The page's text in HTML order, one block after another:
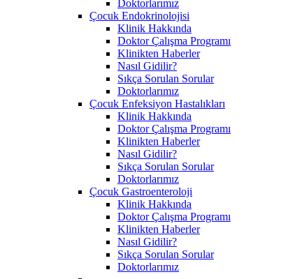
Doktorlarımız
Çocuk Endokrinolojisi
Klinik Hakkında
Doktor Çalışma Programı
Klinikten Haberler
Nasıl Gidilir?
Sıkça Sorulan Sorular
Doktorlarımız
Çocuk Enfeksiyon Hastalıkları
Klinik Hakkında
Doktor Çalışma Programı
Klinikten Haberler
Nasıl Gidilir?
Sıkça Sorulan Sorular
Doktorlarımız
Çocuk Gastroenteroloji
Klinik Hakkında
Doktor Çalışma Programı
Klinikten Haberler
Nasıl Gidilir?
Sıkça Sorulan Sorular
Doktorlarımız